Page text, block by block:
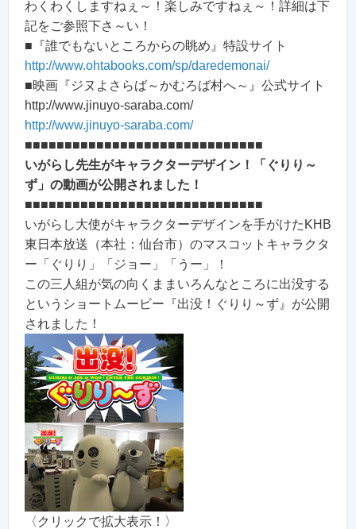
わくわくしますねぇ～！楽しみですねぇ～！詳細は下
記をご参照下さ～い！
■『誰でもないところからの眺め』特設サイト
http://www.ohtabooks.com/sp/daredemonai/
■映画『ジヌよさらば～かむろば村へ～』公式サイト
http://www.jinuyo-saraba.com/
http://www.jinuyo-saraba.com/
■■■■■■■■■■■■■■■■■■■■■■■■■■■■■■
いがらし先生がキャラクターデザイン！「ぐりり～
ず」の動画が公開されました！
■■■■■■■■■■■■■■■■■■■■■■■■■■■■■■
いがらし大使がキャラクターデザインを手がけたKHB
東日本放送（本社：仙台市）のマスコットキャラクタ
ー「ぐりり」「ジョー」「うー」！
この三人組が気の向くままいろんなところに出没する
というショートムービー『出没！ぐりり～ず』が公開
されました！
〈クリックで拡大表示！〉